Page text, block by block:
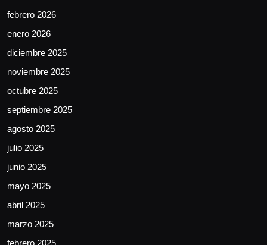
febrero 2026
enero 2026
diciembre 2025
noviembre 2025
octubre 2025
septiembre 2025
agosto 2025
julio 2025
junio 2025
mayo 2025
abril 2025
marzo 2025
febrero 2025